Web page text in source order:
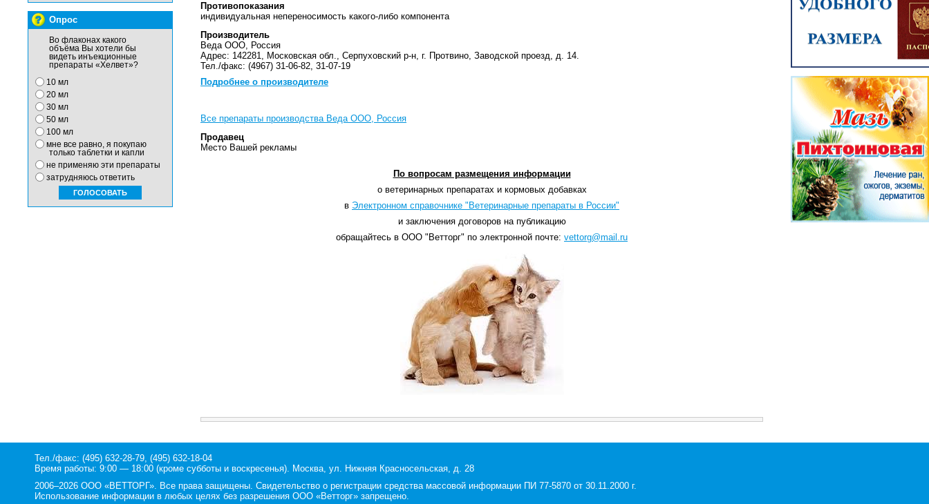
Опрос
Во флаконах какого
объёма Вы хотели бы
видеть инъекционные
препараты «Хелвет»?
10 мл
20 мл
30 мл
50 мл
100 мл
мне все равно, я покупаю
только таблетки и капли
не применяю эти препараты
затрудняюсь ответить
Противопоказания
индивидуальная непереносимость какого-либо компонента
Производитель
Веда ООО, Россия
Адрес: 142281, Московская обл., Серпуховский р-н, г. Протвино, Заводской проезд, д. 14.
Тел./факс: (4967) 31-06-82, 31-07-19
Подробнее о производителе
Все препараты производства Веда ООО, Россия
Продавец
Место Вашей рекламы
По вопросам размещения информации
о ветеринарных препаратах и кормовых добавках
в Электронном справочнике "Ветеринарные препараты в России"
и заключения договоров на публикацию
обращайтесь в ООО "Ветторг" по электронной почте: vettorg@mail.ru
Тел./факс: (495) 632-28-79, (495) 632-18-04
Время работы: 9:00 — 18:00 (кроме субботы и воскресенья). Москва, ул. Нижняя Красносельская, д. 28
2006–2026 ООО «ВЕТТОРГ». Все права защищены. Свидетельство о регистрации средства массовой информации ПИ 77-5870 от 30.11.2000 г.
Использование информации в любых целях без разрешения ООО «Ветторг» запрещено.